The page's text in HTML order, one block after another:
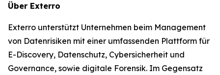
Über Exterro
Exterro unterstützt Unternehmen beim Management
von Datenrisiken mit einer umfassenden Plattform für
E-Discovery, Datenschutz, Cybersicherheit und
Governance, sowie digitale Forensik. Im Gegensatz